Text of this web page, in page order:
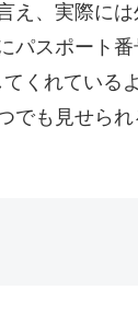
え、実際に
スポート番
くれている
も見せられ